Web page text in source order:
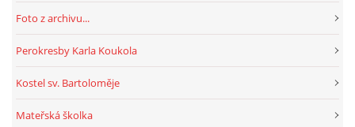
Foto z archivu...
Perokresby Karla Koukola
Kostel sv. Bartoloměje
Mateřská školka